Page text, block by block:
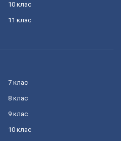
10 клас
11 клас
7 клас
8 клас
9 клас
10 клас